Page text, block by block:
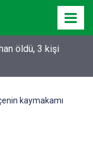
öldü, 3 kişi
kaymakamı